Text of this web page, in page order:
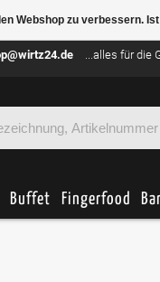
...alles für die
Buffet Fingerfood Bar
Webshop zu verbessern.